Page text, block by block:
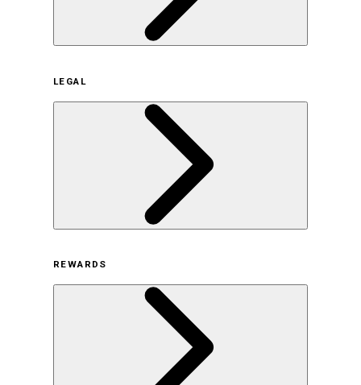
サステナビリティの取り組み（日本）
サステナビリティの取り組み（米国/英語）
ヒストリー
採用情報
LEGAL
オンラインストア利用規約
プライバシーポリシー
特定商取引法に基づく表示
古物営業法に基づく表示
REWARDS